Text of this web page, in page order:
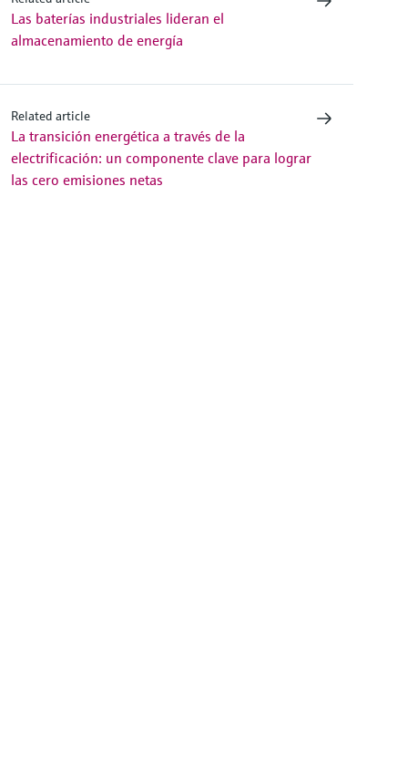
Las baterías industriales lideran el
almacenamiento de energía
Related article
La transición energética a través de la
electrificación: un componente clave para lograr
las cero emisiones netas